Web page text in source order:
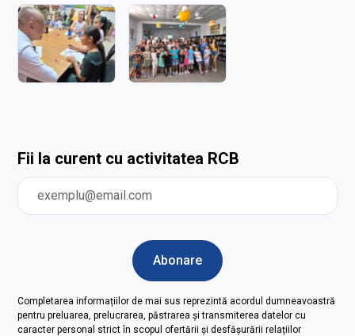
Fii la curent cu activitatea RCB
Completarea informațiilor de mai sus reprezintă acordul dumneavoastră
pentru preluarea, prelucrarea, păstrarea și transmiterea datelor cu
caracter personal strict în scopul ofertării și desfășurării relațiilor